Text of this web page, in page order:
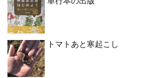
トマトあと寒起こし